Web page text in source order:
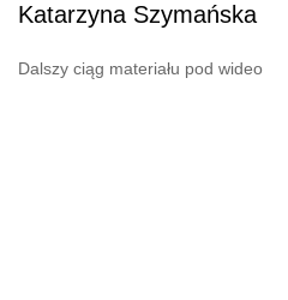
Katarzyna Szymańska
Dalszy ciąg materiału pod wideo